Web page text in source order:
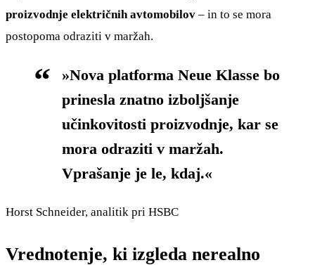
proizvodnje električnih avtomobilov – in to se mora
postopoma odraziti v maržah.
»Nova platforma Neue Klasse bo
prinesla znatno izboljšanje
učinkovitosti proizvodnje, kar se
mora odraziti v maržah.
Vprašanje je le, kdaj.«
Horst Schneider, analitik pri HSBC
Vrednotenje, ki izgleda nerealno